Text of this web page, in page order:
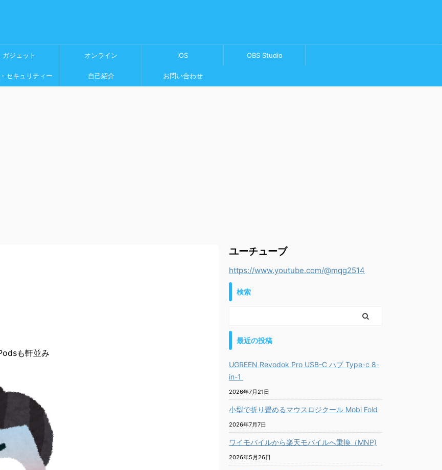
ガジェット オンライン iOS OBS Studio
セキュリティー 自己紹介 お問い合わせ
も軒並み
ユーチューブ
https://www.youtube.com/@mqg2514
検索
最近の投稿
UGREEN Revodok Pro USB-C ハブ Type-c 8-
in-1
2026年7月21日
小型で折り畳めるマウスロジクール Mobi Fold
2026年7月7日
ワイモバイルから楽天モバイルへ乗換（MNP)
2026年5月26日